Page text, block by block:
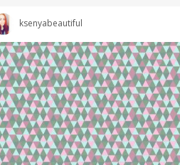
ksenyabeautiful